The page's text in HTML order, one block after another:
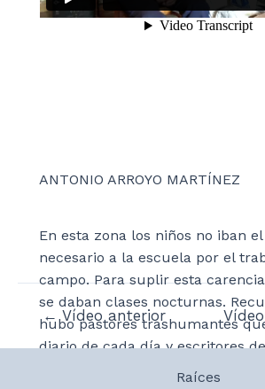
ANTONIO ARROYO MARTÍNEZ
En esta zona los niños no iban
necesario a la escuela por el
campo. Para suplir esta
se daban clases nocturnas.
hubo pastores trashumantes
diario de cada día y escritores
Navegación
← Vídeo anterior
Raíces